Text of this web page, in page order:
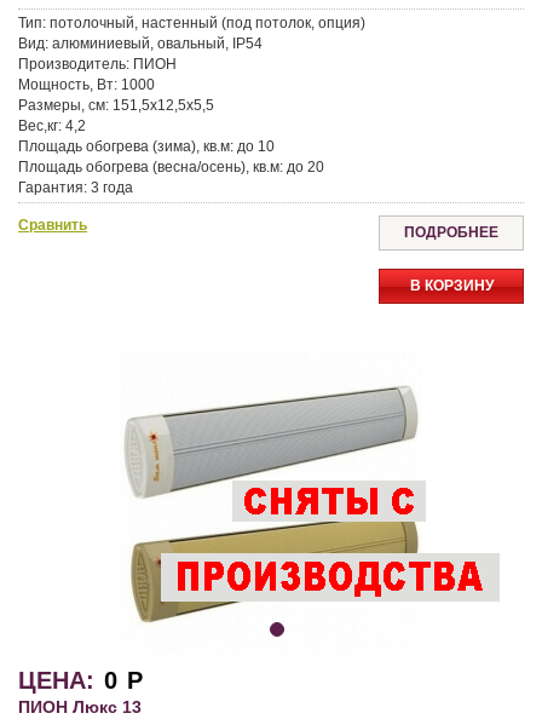
Тип: потолочный, настенный (под потолок, опция)
Вид: алюминиевый, овальный, IP54
Производитель: ПИОН
Мощность, Вт: 1000
Размеры, см: 151,5x12,5x5,5
Вес,кг: 4,2
Площадь обогрева (зима), кв.м: до 10
Площадь обогрева (весна/осень), кв.м: до 20
Гарантия: 3 года
Доставка: Москва и МО — курьером, По России — транспортные
компании
Скидки: для пенсионеров — 3%, для повторных покупателей — 5%
Сравнить ПОДРОБНЕЕ
В КОРЗИНУ
ЦЕНА: 0 Р
ПИОН Люкс 13